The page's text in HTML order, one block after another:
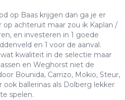
op Baas krijgen dan ga je er
achteruit maar zou ik Kaplan /
en investeren in 1 goede
en 1 voor de aanval.
kwaliteit in de selectie maar
en Weghorst niet de
Bounida, Carrizo, Mokio, Steur,
ook ballerinas als Dolberg lekker
spelen.